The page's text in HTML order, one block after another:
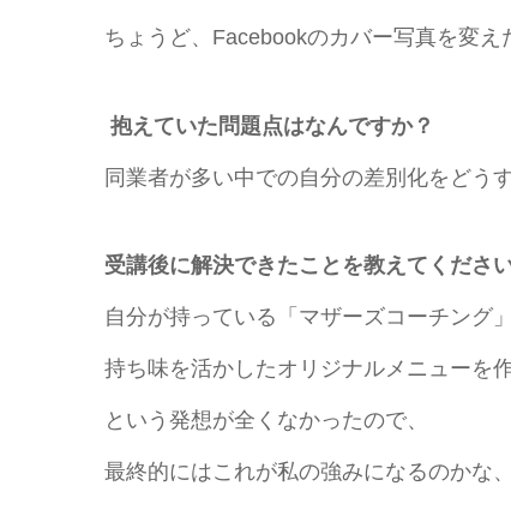
ちょうど、Facebookのカバー写真を変え
抱えていた問題点はなんですか？
同業者が多い中での自分の差別化をどうす
受講後に解決できたことを教えてくださ
自分が持っている「マザーズコーチング
持ち味を活かしたオリジナルメニューを作
という発想が全くなかったので、
最終的にはこれが私の強みになるのかな